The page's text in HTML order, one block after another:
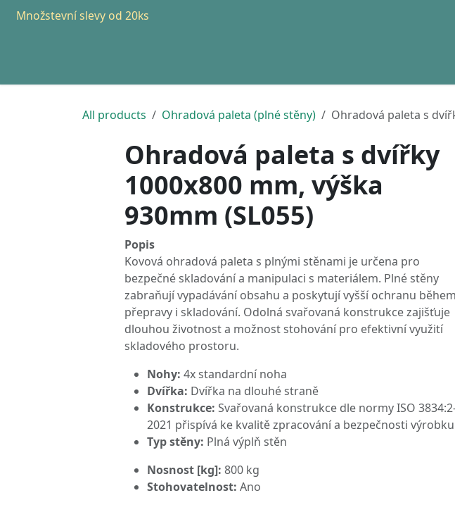
Přejít na obsah
Množstevní slevy od 20ks
All products Ohradová paleta (plné stěny) Ohradová paleta s
Ohradová paleta s dvířky
1000x800 mm, výška
930mm (SL055)
Popis
Kovová ohradová paleta s plnými stěnami je určena pro
bezpečné skladování a manipulaci s materiálem. Plné stěny
zabraňují vypadávání obsahu a poskytují vyšší ochranu během
přepravy i skladování. Odolná svařovaná konstrukce zajišťuje
dlouhou životnost a možnost stohování pro efektivní využití
skladového prostoru.
Nohy: 4x standardní noha
Dvířka: Dvířka na dlouhé straně
Konstrukce: Svařovaná konstrukce dle normy ISO
2021 přispívá ke kvalitě zpracování a bezpečnosti
Typ stěny: Plná výplň stěn
Nosnost [kg]: 800 kg
Stohovatelnost: Ano